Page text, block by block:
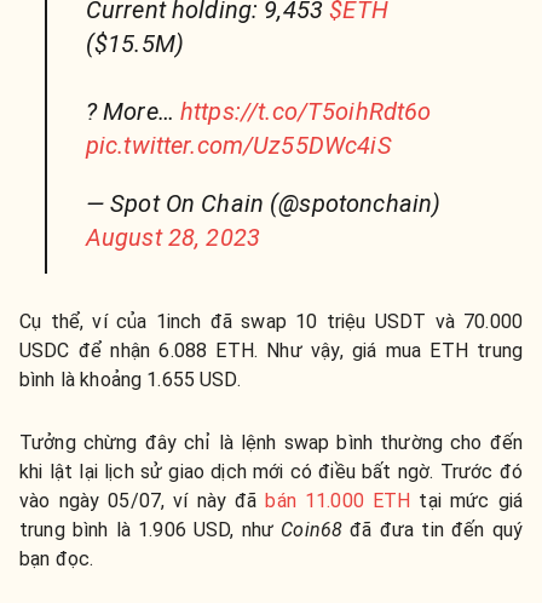
Current holding: 9,453$ETH
($15.5M)
? More… https://t.co/T5oihRdt6o
pic.twitter.com/Uz55DWc4iS
— Spot On Chain (@spotonchain)
August 28, 2023
Cụ thể, ví của 1inch đã swap 10 triệu USDT và 70.000
USDC để nhận 6.088 ​​ETH. Như vậy, giá mua ETH trung
bình là khoảng 1.655 USD.
Tưởng chừng đây chỉ là lệnh swap bình thường cho đến
khi lật lại lịch sử giao dịch mới có điều bất ngờ. Trước đó
vào ngày 05/07, ví này đã bán 11.000 ETH tại mức giá
trung bình là 1.906 USD, như Coin68 đã đưa tin đến quý
bạn đọc.